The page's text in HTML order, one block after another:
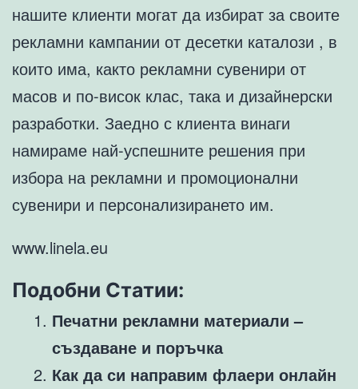
нашите клиенти могат да избират за своите
рекламни кампании от десетки каталози , в
които има, както рекламни сувенири от
масов и по-висок клас, така и дизайнерски
разработки. Заедно с клиента винаги
намираме най-успешните решения при
избора на рекламни и промоционални
сувенири и персонализирането им.
www.linela.eu
Подобни Статии:
Печатни рекламни материали –
създаване и поръчка
Как да си направим флаери онлайн